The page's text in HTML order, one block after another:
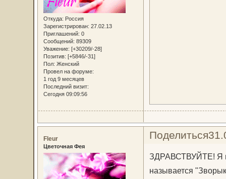
Откуда: Россия
Зарегистрирован: 27.02.13
Приглашений: 0
Сообщений: 89309
Уважение: [+30209/-28]
Позитив: [+5846/-31]
Пол: Женский
Провел на форуме:
1 год 9 месяцев
Последний визит:
Сегодня 09:09:56
Поделиться
Fleur
Цветочная Фея
ЗДРАВСТВУЙТЕ! Я
называется